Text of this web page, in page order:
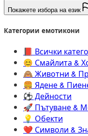
Покажете избора на език
Категории емотикони
📕️ Всички
😊️ Смайлита &
🙈️ Животни &
🍔️ Ядене &
⚽️ Дейности
🚀️ Пътуване &
💡️ Обекти
❤️ Символи &